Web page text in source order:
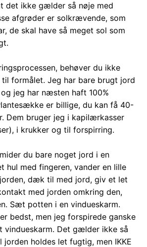
det ikke gælder så nøje med
afgrøder er solkrævende, som
de skal have så meget sol som
behøver du ikke
formålet. Jeg har bare brugt jord
jeg har næsten haft 100%
er billige, du kan få 40-
Dem bruger jeg i kapilærkasser
i krukker og til forspirring.
du bare noget jord i en
hul med fingeren, vander en lille
dæk til med jord, giv et let
med jorden omkring den,
Sæt potten i en vindueskarm.
bedst, men jeg forspirede ganske
vindueskarm. Det gælder ikke så
jorden holdes let fugtig, men IKKE